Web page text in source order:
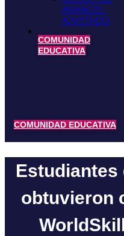
ARANCEL
AJUSTADO
COMUNIDAD
EDUCATIVA
COMUNIDAD EDUCATIVA
Estudiantes
obtuvieron